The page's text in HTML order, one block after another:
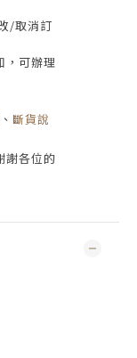
/取消訂
，可辦理
、 斷貨說
謝各位的